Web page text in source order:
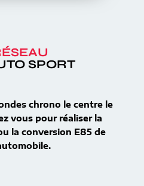
SPORT
chrono le centre le
vous pour réaliser la
la conversion E85 de